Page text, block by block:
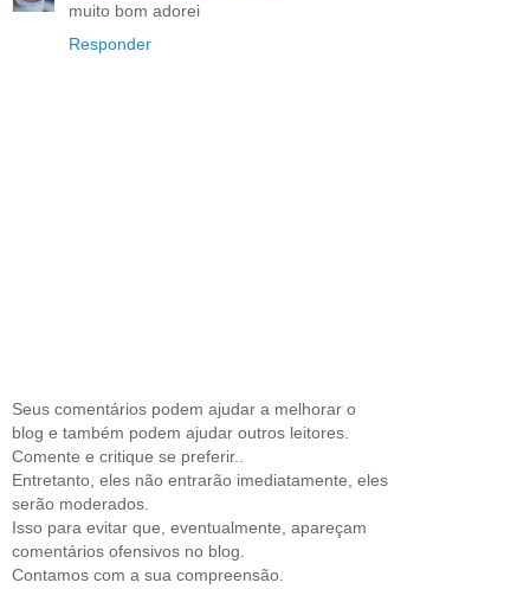
muito bom adorei
Responder
Seus comentários podem ajudar a melhorar o
blog e também podem ajudar outros leitores.
Comente e critique se preferir..
Entretanto, eles não entrarão imediatamente, eles
serão moderados.
Isso para evitar que, eventualmente, apareçam
comentários ofensivos no blog.
Contamos com a sua compreensão.